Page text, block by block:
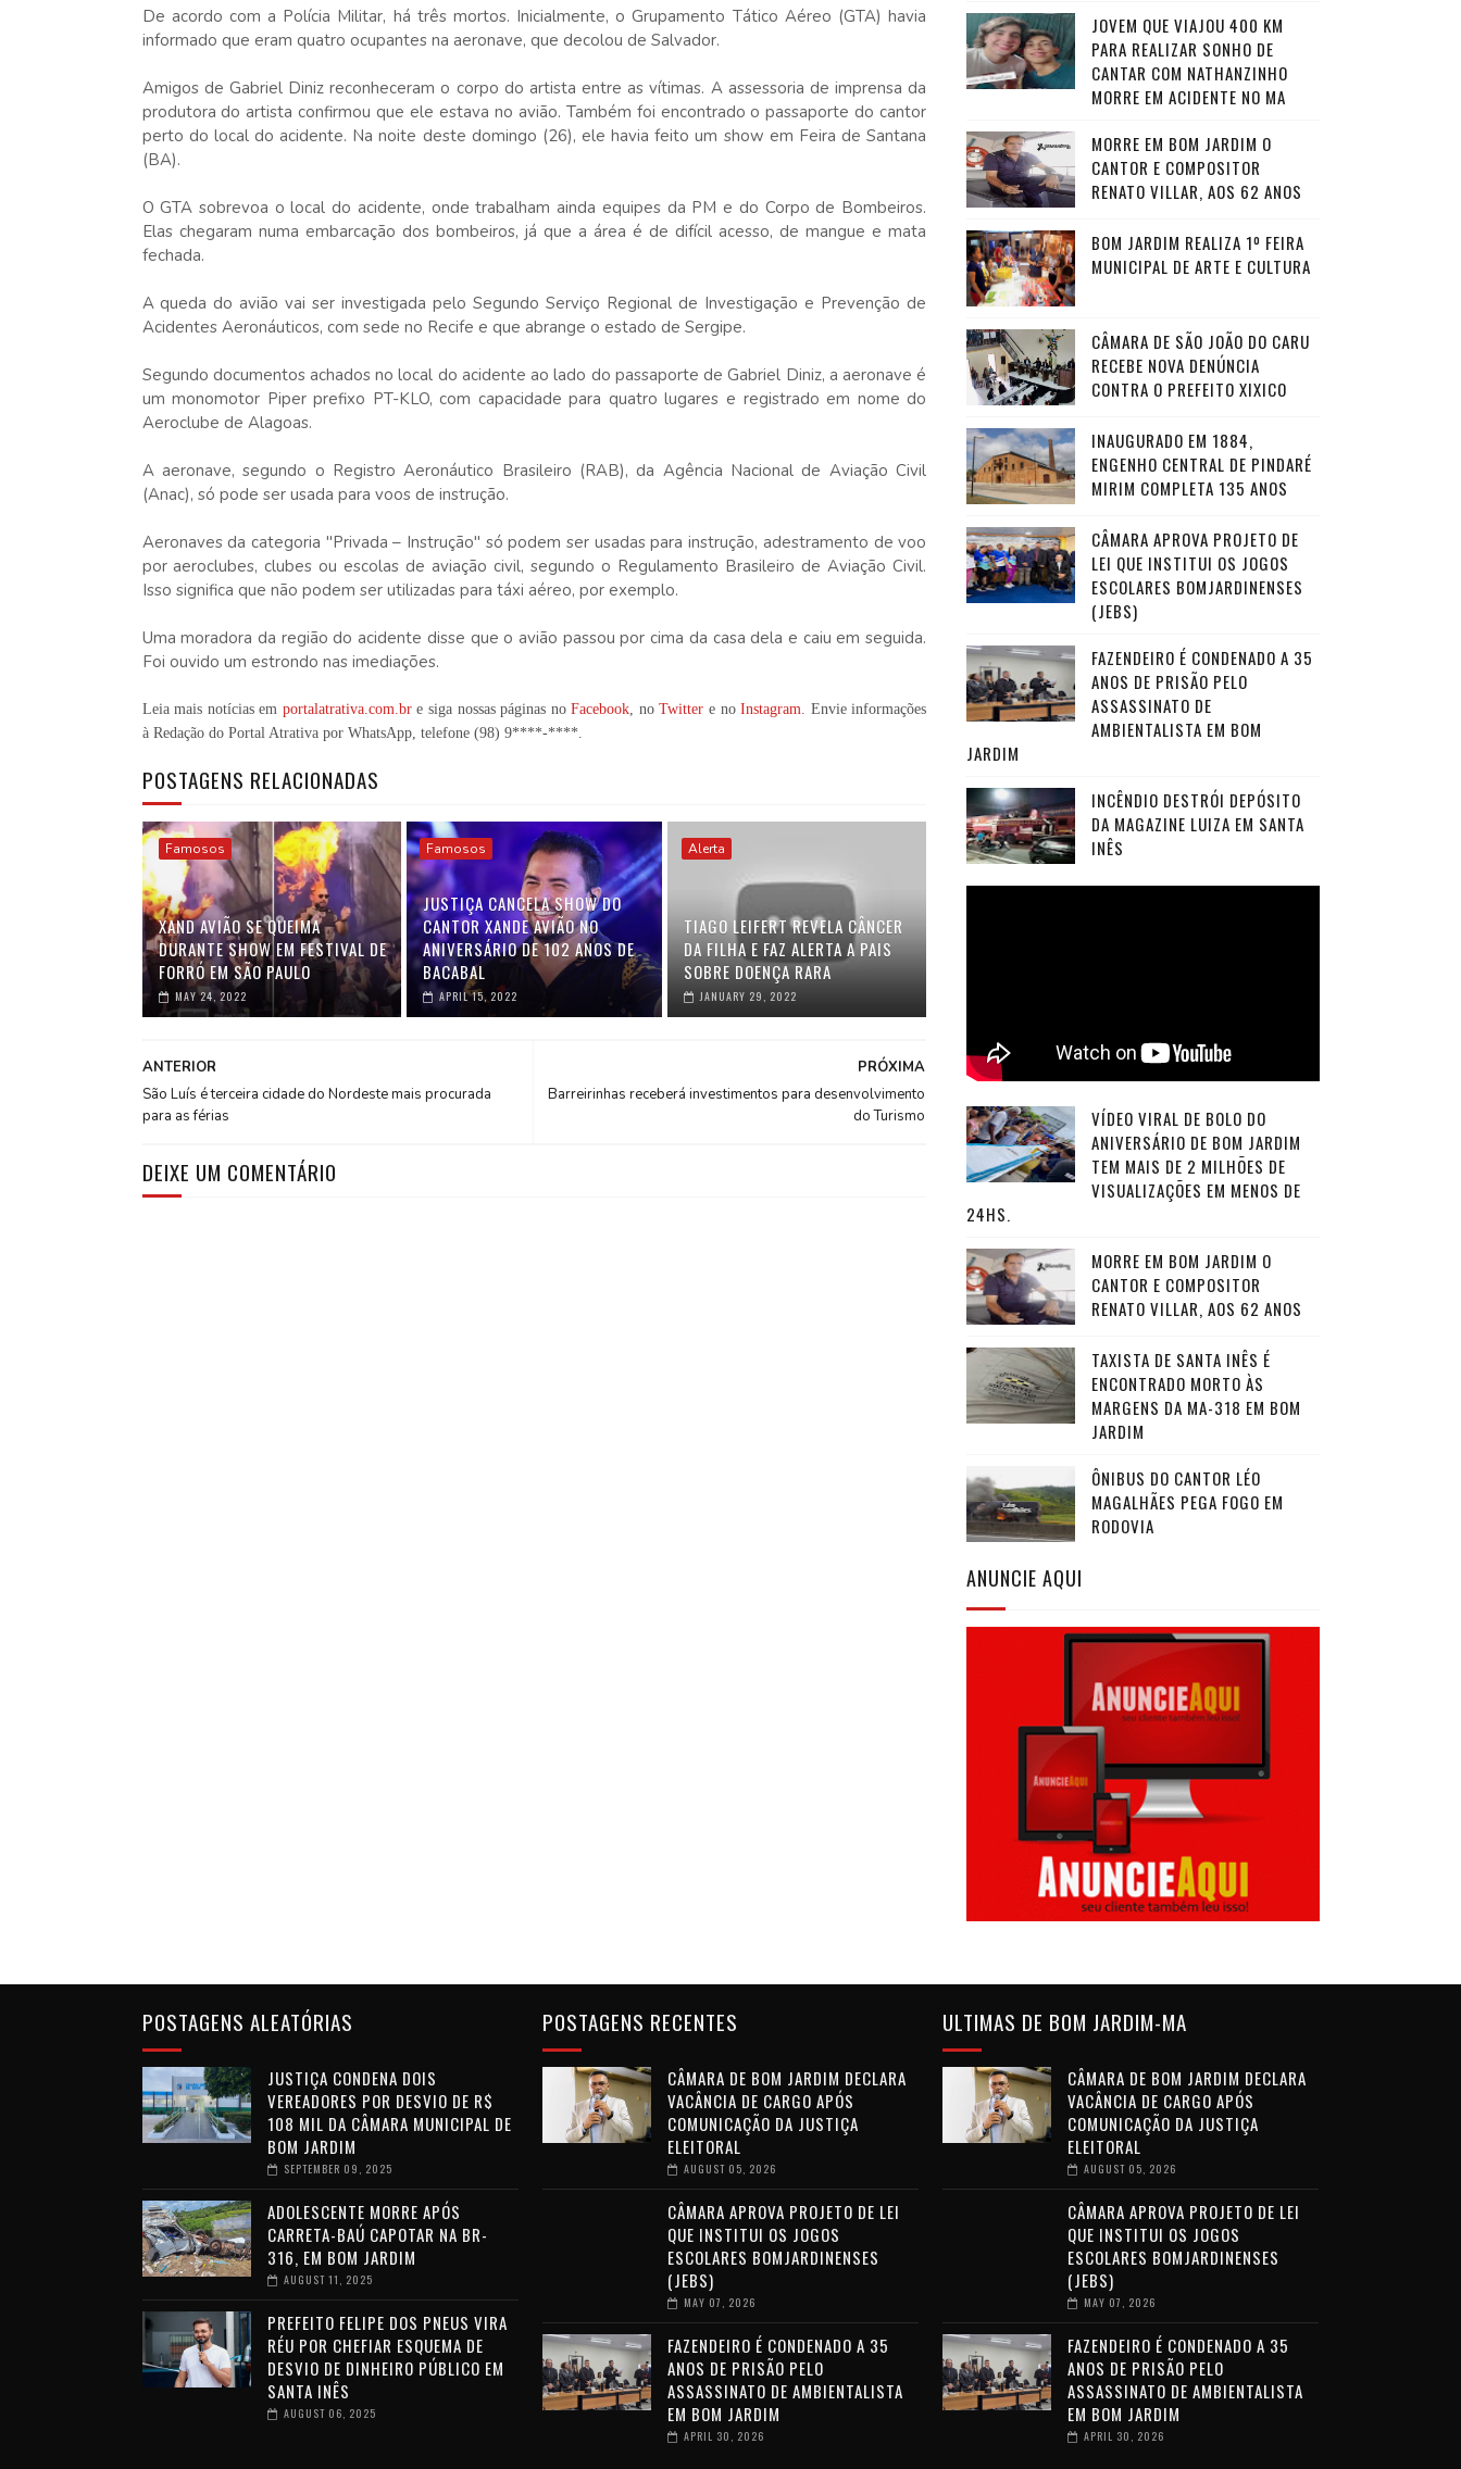
De acordo com a Polícia Militar, há três mortos. Inicialmente, o Grupamento Tático Aéreo (GTA) havia
informado que eram quatro ocupantes na aeronave, que decolou de Salvador.
Amigos de Gabriel Diniz reconheceram o corpo do artista entre as vítimas. A assessoria de imprensa da
produtora do artista confirmou que ele estava no avião. Também foi encontrado o passaporte do cantor
perto do local do acidente. Na noite deste domingo (26), ele havia feito um show em Feira de Santana
(BA).
O GTA sobrevoa o local do acidente, onde trabalham ainda equipes da PM e do Corpo de Bombeiros.
Elas chegaram numa embarcação dos bombeiros, já que a área é de difícil acesso, de mangue e mata
fechada.
A queda do avião vai ser investigada pelo Segundo Serviço Regional de Investigação e Prevenção de
Acidentes Aeronáuticos, com sede no Recife e que abrange o estado de Sergipe.
Segundo documentos achados no local do acidente ao lado do passaporte de Gabriel Diniz, a aeronave é
um monomotor Piper prefixo PT-KLO, com capacidade para quatro lugares e registrado em nome do
Aeroclube de Alagoas.
A aeronave, segundo o Registro Aeronáutico Brasileiro (RAB), da Agência Nacional de Aviação Civil
(Anac), só pode ser usada para voos de instrução.
Aeronaves da categoria "Privada – Instrução" só podem ser usadas para instrução, adestramento de voo
por aeroclubes, clubes ou escolas de aviação civil, segundo o Regulamento Brasileiro de Aviação Civil.
Isso significa que não podem ser utilizadas para táxi aéreo, por exemplo.
Uma moradora da região do acidente disse que o avião passou por cima da casa dela e caiu em seguida.
Foi ouvido um estrondo nas imediações.
Leia mais notícias em portalatrativa.com.bre siga nossas páginas noFacebook , noTwitter e noInstagram . Envie informações
à Redação do Portal Atrativa por WhatsApp, telefone (98) 9****-****
POSTAGENS RELACIONADAS
Famosos
XAND AVIÃO SE QUEIMA
DURANTE SHOW EM FESTIVAL DE
FORRÓ EM SÃO PAULO
MAY 24, 2022
Famosos
JUSTIÇA CANCELA SHOW DO
CANTOR XANDE AVIÃO NO
ANIVERSÁRIO DE 102 ANOS DE
BACABAL
APRIL 15, 2022
Alerta
TIAGO LEIFERT REVELA CÂNCER
DA FILHA E FAZ ALERTA A PAIS
SOBRE DOENÇA RARA
JANUARY 29, 2022
PRÓXIMA
Barreirinhas receberá investimentos para desenvolvimento
do Turismo
ANTERIOR
São Luís é terceira cidade do Nordeste mais procurada
para as férias
DEIXE UM COMENTÁRIO
JOVEM QUE VIAJOU 400 KM
PARA REALIZAR SONHO DE
CANTAR COM NATHANZINHO
MORRE EM ACIDENTE NO MA
MORRE EM BOM JARDIM O
CANTOR E COMPOSITOR
RENATO VILLAR, AOS 62 ANOS
BOM JARDIM REALIZA 1º FEIRA
MUNICIPAL DE ARTE E CULTURA
CÂMARA DE SÃO JOÃO DO CARU
RECEBE NOVA DENÚNCIA
CONTRA O PREFEITO XIXICO
INAUGURADO EM 1884,
ENGENHO CENTRAL DE PINDARÉ
MIRIM COMPLETA 135 ANOS
CÂMARA APROVA PROJETO DE
LEI QUE INSTITUI OS JOGOS
ESCOLARES BOMJARDINENSES
(JEBS)
FAZENDEIRO É CONDENADO A 35
ANOS DE PRISÃO PELO
ASSASSINATO DE
AMBIENTALISTA EM BOM
JARDIM
INCÊNDIO DESTRÓI DEPÓSITO
DA MAGAZINE LUIZA EM SANTA
INÊS
VÍDEO VIRAL DE BOLO DO
ANIVERSÁRIO DE BOM JARDIM
TEM MAIS DE 2 MILHÕES DE
VISUALIZAÇÕES EM MENOS DE
24HS.
MORRE EM BOM JARDIM O
CANTOR E COMPOSITOR
RENATO VILLAR, AOS 62 ANOS
TAXISTA DE SANTA INÊS É
ENCONTRADO MORTO ÀS
MARGENS DA MA-318 EM BOM
JARDIM
ÔNIBUS DO CANTOR LÉO
MAGALHÃES PEGA FOGO EM
RODOVIA
ANUNCIE AQUI
POSTAGENS ALEATÓRIAS
JUSTIÇA CONDENA DOIS
VEREADORES POR DESVIO DE R$
108 MIL DA CÂMARA MUNICIPAL DE
BOM JARDIM
SEPTEMBER 09, 2025
ADOLESCENTE MORRE APÓS
CARRETA-BAÚ CAPOTAR NA BR-
316, EM BOM JARDIM
AUGUST 11, 2025
PREFEITO FELIPE DOS PNEUS VIRA
RÉU POR CHEFIAR ESQUEMA DE
DESVIO DE DINHEIRO PÚBLICO EM
SANTA INÊS
AUGUST 06, 2025
POSTAGENS RECENTES
CÂMARA DE BOM JARDIM DECLARA
VACÂNCIA DE CARGO APÓS
COMUNICAÇÃO DA JUSTIÇA
ELEITORAL
AUGUST 05, 2026
CÂMARA APROVA PROJETO DE LEI
QUE INSTITUI OS JOGOS
ESCOLARES BOMJARDINENSES
(JEBS)
MAY 07, 2026
FAZENDEIRO É CONDENADO A 35
ANOS DE PRISÃO PELO
ASSASSINATO DE AMBIENTALISTA
EM BOM JARDIM
APRIL 30, 2026
ULTIMAS DE BOM JARDIM-MA
CÂMARA DE BOM JARDIM DECLARA
VACÂNCIA DE CARGO APÓS
COMUNICAÇÃO DA JUSTIÇA
ELEITORAL
AUGUST 05, 2026
CÂMARA APROVA PROJETO DE LEI
QUE INSTITUI OS JOGOS
ESCOLARES BOMJARDINENSES
(JEBS)
MAY 07, 2026
FAZENDEIRO É CONDENADO A 35
ANOS DE PRISÃO PELO
ASSASSINATO DE AMBIENTALISTA
EM BOM JARDIM
APRIL 30, 2026